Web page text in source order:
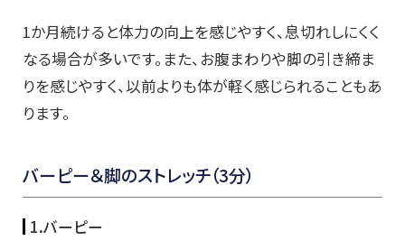
1か月続けると体力の向上を感じやすく、息切れしにくく
なる場合が多いです。また、お腹まわりや脚の引き締ま
りを感じやすく、以前よりも体が軽く感じられることもあ
ります。
バーピー＆脚のストレッチ（3分）
1.バーピー